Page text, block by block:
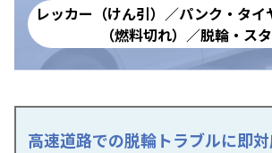
レッカー（けん引）／パンク・タイ
（燃料切れ）／脱輪・ス
高速道路での脱輪トラブルに即